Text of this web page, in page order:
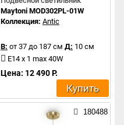
Maytoni MOD302PL-01W
Коллекция: Antic
В: от 37 до 187 см Д: 10 см
E14 x 1 max 40W
Цена: 12 490 Р.
Купить
180488